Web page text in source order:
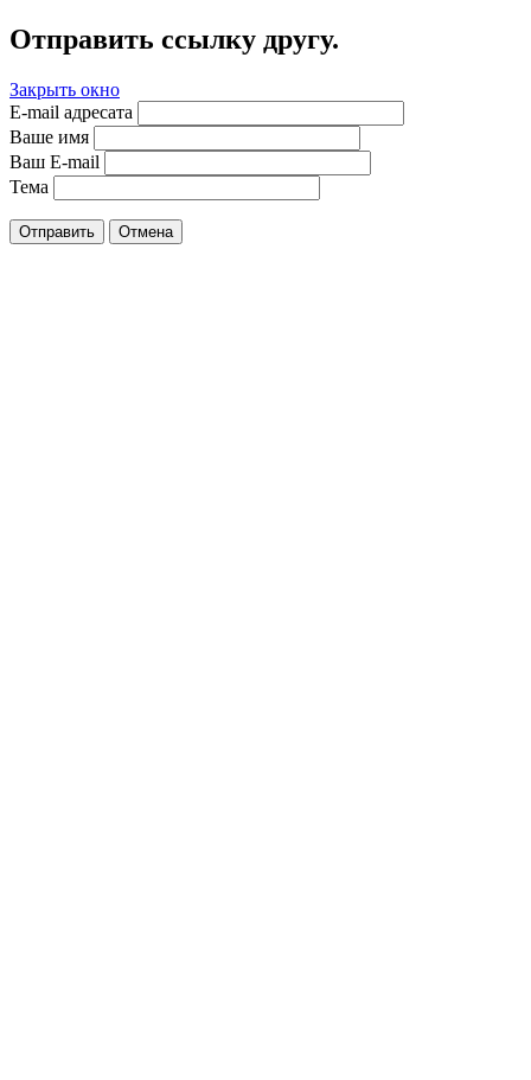
Отправить ссылку другу.
Закрыть окно
E-mail адресата
Ваше имя
Ваш E-mail
Тема
Отправить Отмена